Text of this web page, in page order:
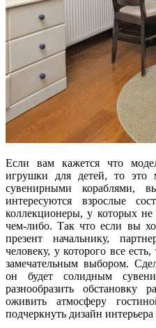
Если вам кажется что
игрушки для детей, то
сувенирными кораблями,
интересуются взрослые
коллекционеры, у которых не
чем-либо. Так что если вы
презент начальнику,
человеку, у которого все
замечательным выбором.
он будет солидным
разнообразить обстановку
оживить атмосферу
подчеркнуть дизайн